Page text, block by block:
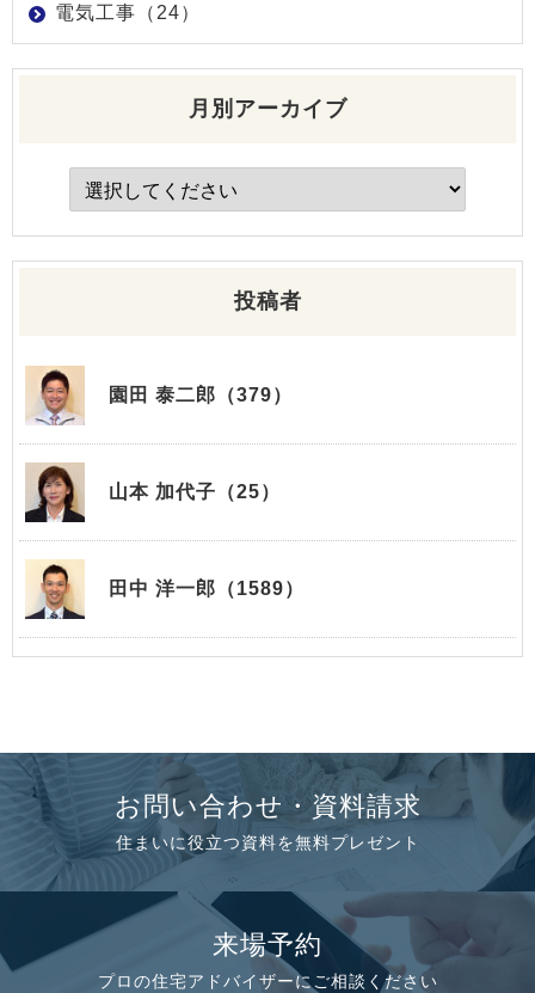
電気工事（24）
月別アーカイブ
投稿者
園田 泰二郎（379）
山本 加代子（25）
田中 洋一郎（1589）
お問い合わせ・資料請求
住まいに役立つ資料を無料プレゼント
来場予約
プロの住宅アドバイザーにご相談ください